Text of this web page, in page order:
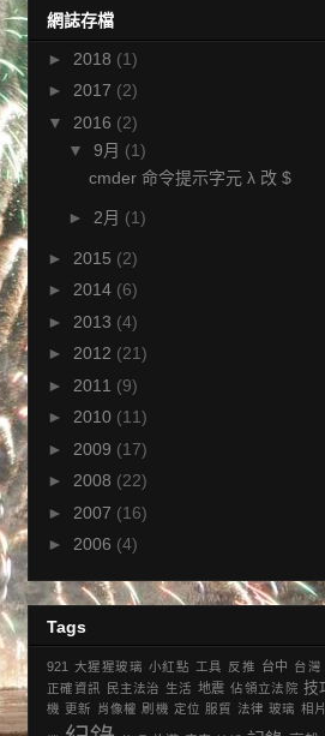
網誌存檔
► 2018 (1)
► 2017 (2)
▼ 2016 (2)
▼ 9月 (1)
cmder 命令提示字元 λ 改 $
► 2月 (1)
► 2015 (2)
► 2014 (6)
► 2013 (4)
► 2012 (21)
► 2011 (9)
► 2010 (11)
► 2009 (17)
► 2008 (22)
► 2007 (16)
► 2006 (4)
Tags
921 大猩猩玻璃 小紅點 工具 反推 台中 台灣
正確資訊
民主法治 生活 地震 ‎佔領立法院‬ 技
機 更新 肖像權 刷機 定位 服貿 法律 玻璃 相